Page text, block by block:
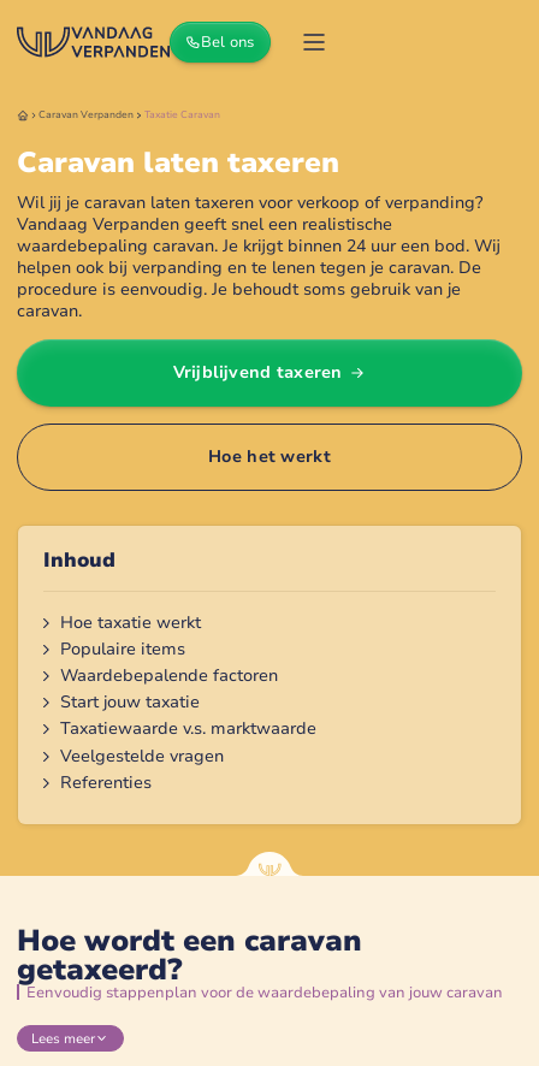
Bel ons
Caravan Verpanden Taxatie Caravan
Caravan laten taxeren
Wil jij je caravan laten taxeren voor verkoop of verpanding?
Vandaag Verpanden geeft snel een realistische
waardebepaling caravan. Je krijgt binnen 24 uur een bod. Wij
helpen ook bij verpanding en te lenen tegen je caravan. De
procedure is eenvoudig. Je behoudt soms gebruik van je
caravan.
Vrijblijvend taxeren
Hoe het werkt
Inhoud
Hoe taxatie werkt
Populaire items
Waardebepalende factoren
Start jouw taxatie
Taxatiewaarde v.s. marktwaarde
Veelgestelde vragen
Referenties
Hoe wordt een caravan
getaxeerd?
Eenvoudig stappenplan voor de waardebepaling van jouw caravan
Lees meer